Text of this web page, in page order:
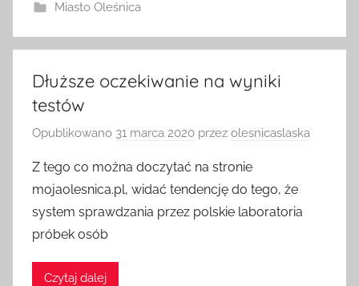
Miasto Oleśnica
Dłuższe oczekiwanie na wyniki
testów
Opublikowano 31 marca 2020 przez olesnicaslaska
Z tego co można doczytać na stronie
mojaolesnica.pl, widać tendencję do tego, że
system sprawdzania przez polskie laboratoria
próbek osób
Czytaj dalej